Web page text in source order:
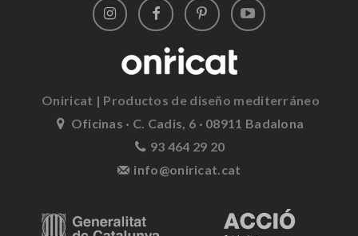
Oniricat | Productos de diseño mediterráneo
Oficinas · C. Cadis, 6 · 08911 Badalona
93 464 29 20
info@oniricat.cat